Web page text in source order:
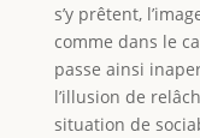
s’y prêtent,
comme dans le
passe ainsi
l’illusion de
situation de